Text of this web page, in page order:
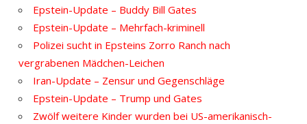
Epstein-Update – Buddy Bill Gates
Epstein-Update – Mehrfach-kriminell
Polizei sucht in Epsteins Zorro Ranch nach
vergrabenen Mädchen-Leichen
Iran-Update – Zensur und Gegenschläge
Epstein-Update – Trump und Gates
Zwölf weitere Kinder wurden bei US-amerikanisch-